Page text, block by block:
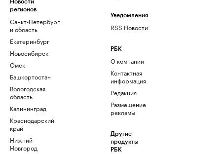
Новости
регионов
Санкт-Петербург
и область
Екатеринбург
Новосибирск
Омск
Башкортостан
Вологодская
область
Калининград
Краснодарский
край
Нижний
Новгород
Уведомления
RSS Новости
РБК
О компании
Контактная
информация
Редакция
Размещение
рекламы
Другие
продукты
РБК